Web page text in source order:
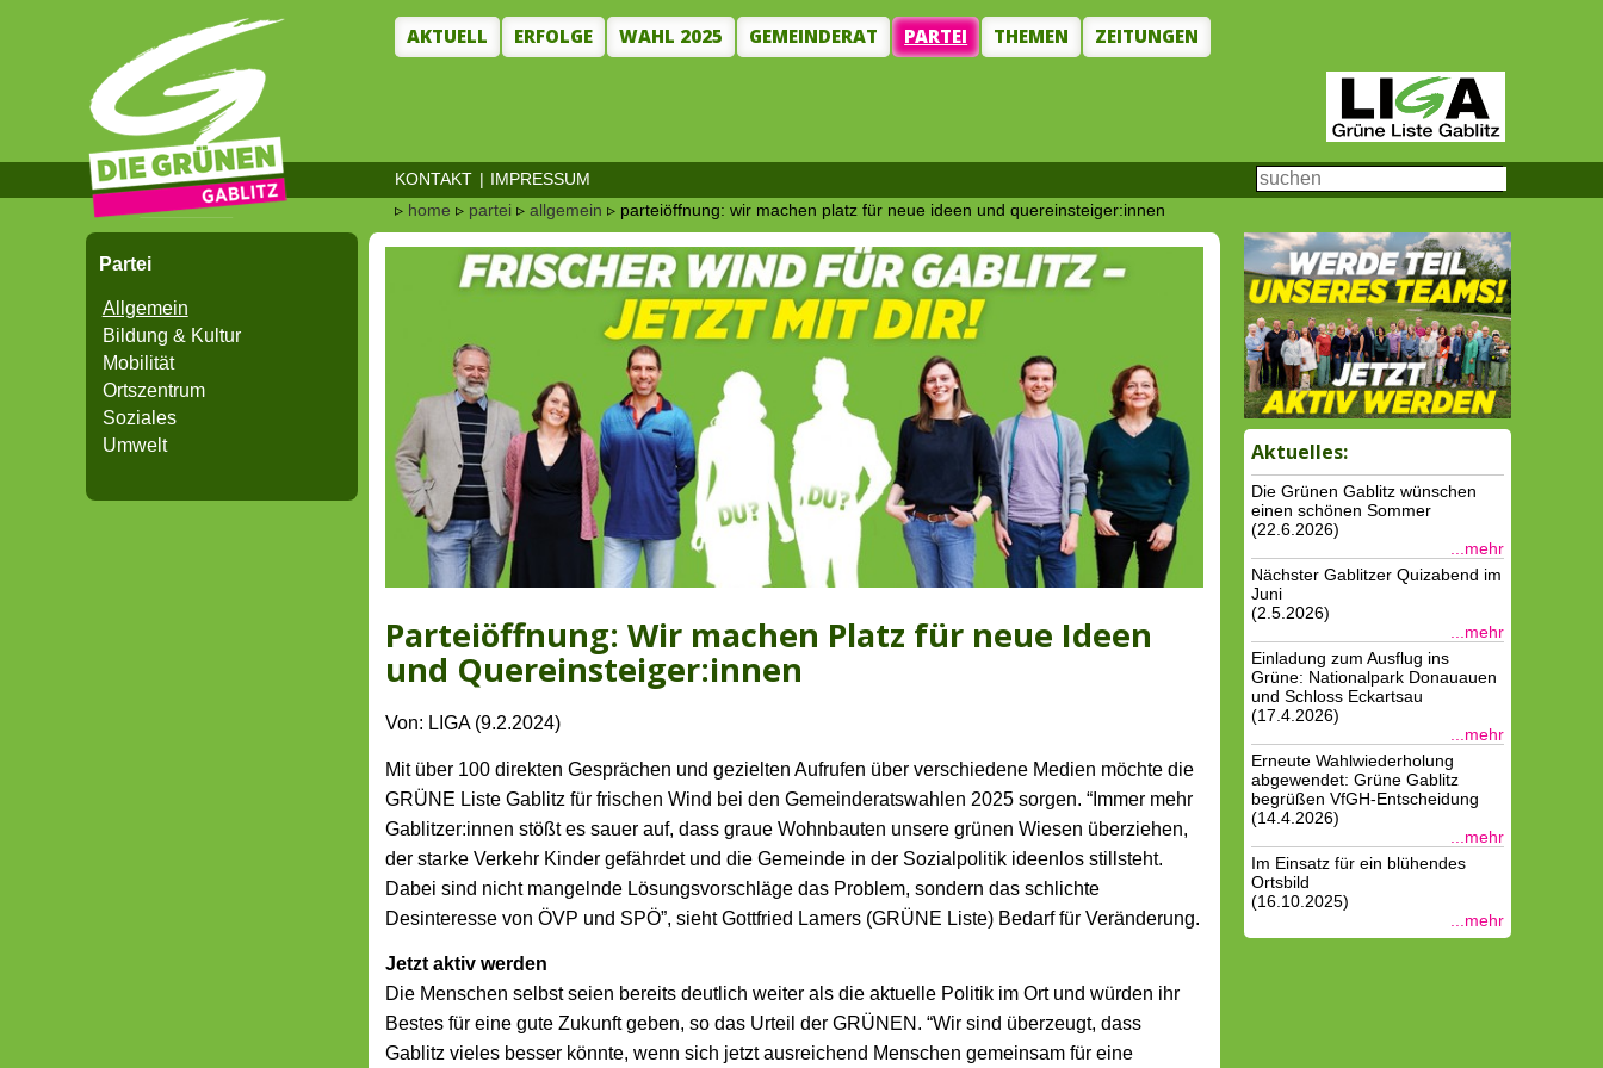
AKTUELL ERFOLGE WAHL 2025 GEMEINDERAT PARTEI THEMEN ZEITUNGEN
KONTAKT | IMPRESSUM
▹ home ▹ partei ▹allgemein ▹ parteiöffnung: wir machen platz für neue ideen und quereinsteiger:innen
Partei
Allgemein
Bildung & Kultur
Mobilität
Ortszentrum
Soziales
Umwelt
Parteiöffnung: Wir machen Platz für neue Ideen
und Quereinsteiger:innen
Von: LIGA (9.2.2024)
Mit über 100 direkten Gesprächen und gezielten Aufrufen über verschiedene Medien möchte die
GRÜNE Liste Gablitz für frischen Wind bei den Gemeinderatswahlen 2025 sorgen. “Immer mehr
Gablitzer:innen stößt es sauer auf, dass graue Wohnbauten unsere grünen Wiesen überziehen,
der starke Verkehr Kinder gefährdet und die Gemeinde in der Sozialpolitik ideenlos stillsteht.
Dabei sind nicht mangelnde Lösungsvorschläge das Problem, sondern das schlichte
Desinteresse von ÖVP und SPÖ”, sieht Gottfried Lamers (GRÜNE Liste) Bedarf für Veränderung.
Jetzt aktiv werden
Die Menschen selbst seien bereits deutlich weiter als die aktuelle Politik im Ort und würden ihr
Bestes für eine gute Zukunft geben, so das Urteil der GRÜNEN. “Wir sind überzeugt, dass
Gablitz vieles besser könnte, wenn sich jetzt ausreichend Menschen gemeinsam für eine
Aktuelles:
Die Grünen Gablitz wünschen
einen schönen Sommer
(22.6.2026)
...mehr
Nächster Gablitzer Quizabend im
Juni
(2.5.2026)
...mehr
Einladung zum Ausflug ins
Grüne: Nationalpark Donauauen
und Schloss Eckartsau
(17.4.2026)
...mehr
Erneute Wahlwiederholung
abgewendet: Grüne Gablitz
begrüßen VfGH-Entscheidung
(14.4.2026)
...mehr
Im Einsatz für ein blühendes
Ortsbild
(16.10.2025)
...mehr